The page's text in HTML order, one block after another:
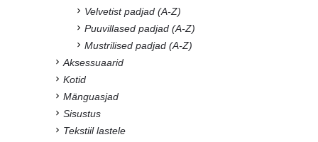
Velvetist padjad (A-Z)
Puuvillased padjad (A-Z)
Mustrilised padjad (A-Z)
Aksessuaarid
Kotid
Mänguasjad
Sisustus
Tekstiil lastele